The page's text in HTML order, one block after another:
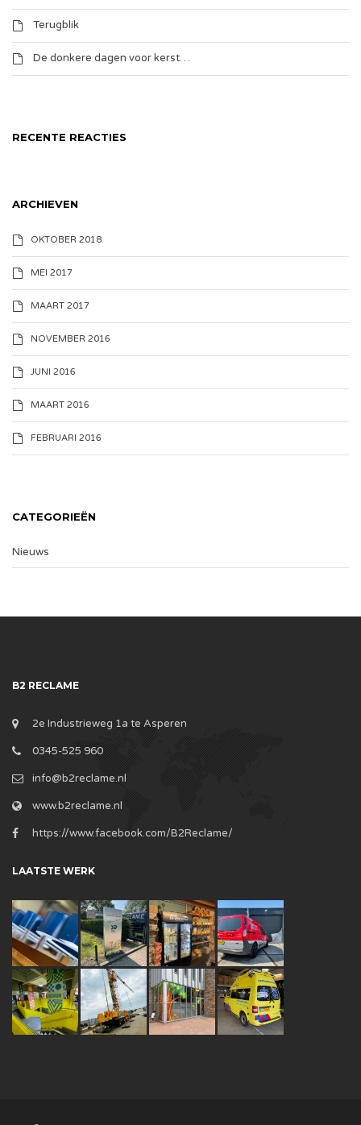
Terugblik
De donkere dagen voor kerst…
RECENTE REACTIES
ARCHIEVEN
OKTOBER 2018
MEI 2017
MAART 2017
NOVEMBER 2016
JUNI 2016
MAART 2016
FEBRUARI 2016
CATEGORIEËN
Nieuws
B2 RECLAME
2e Industrieweg 1a te Asperen
0345-525 960
info@b2reclame.nl
www.b2reclame.nl
https://www.facebook.com/B2Reclame/
LAATSTE WERK